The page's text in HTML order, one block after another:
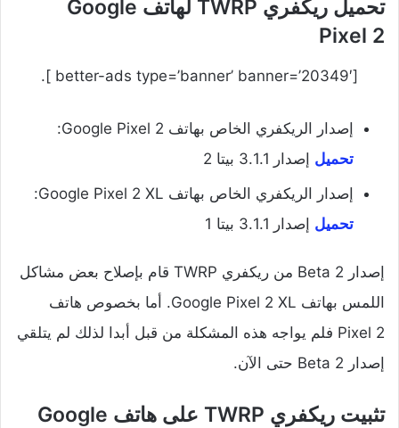
تحميل ريكفري TWRP لهاتف Google
Pixel 2
[better-ads type=’banner’ banner=’20349′ ].
إصدار الريكفري الخاص بهاتف Google Pixel 2:
تحميل إصدار 3.1.1 بيتا 2
إصدار الريكفري الخاص بهاتف Google Pixel 2 XL:
تحميل إصدار 3.1.1 بيتا 1
إصدار Beta 2 من ريكفري TWRP قام بإصلاح بعض مشاكل
اللمس بهاتف Google Pixel 2 XL. أما بخصوص هاتف
Pixel 2 فلم يواجه هذه المشكلة من قبل أبدا لذلك لم يتلقي
إصدار Beta 2 حتى الآن.
تثبيت ريكفري TWRP على هاتف Google